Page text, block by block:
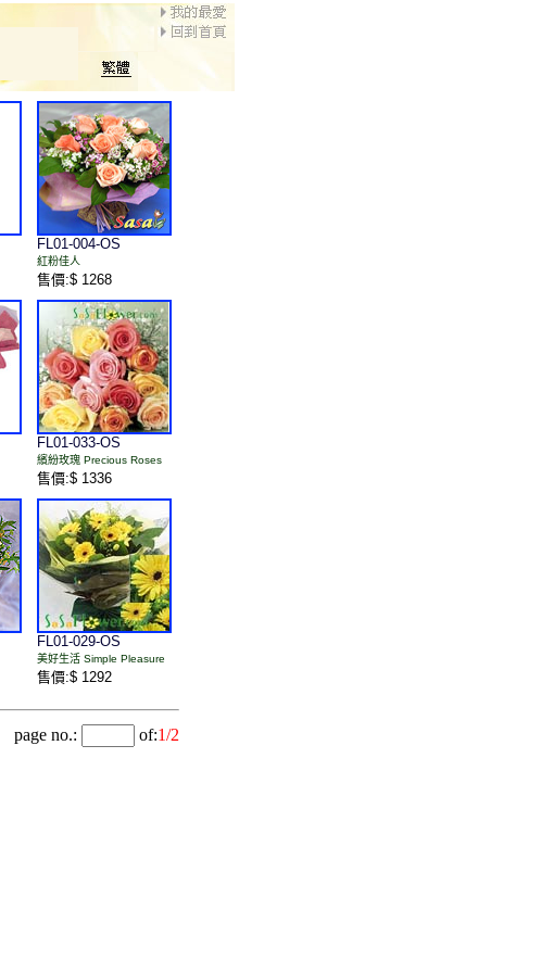
FL01-004-OS
紅粉佳人
售價:$ 1268
FL01-033-OS
繽紛玫瑰 Precious Roses
售價:$ 1336
FL01-029-OS
美好生活 Simple Pleasure
售價:$ 1292
page no.: of:1/2